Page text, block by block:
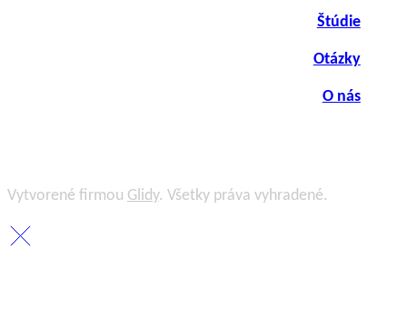
Štúdie
Otázky
O nás
Vytvorené firmou Glidy. Všetky práva vyhradené.